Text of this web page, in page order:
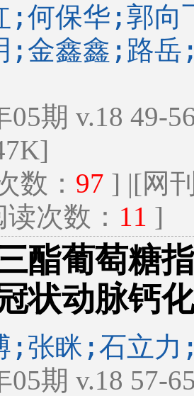
;何保华;郭
;金鑫鑫;路
05期 v.18 49-
数： 97 ] |[网
次数： 11 ]
酯葡萄糖
状动脉钙
;张眯;石立
05期 v.18 57-